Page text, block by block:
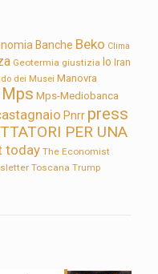
Banche Beko Clima
Geotermia giustizia Io Iran
dei Musei Manovra
Mps Mps-Mediobanca
Pnrr press
PER UNA
today The Economist
Toscana Trump